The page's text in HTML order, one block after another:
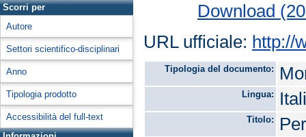
Scorri per
Autore
Settori scientifico-disciplinari
Anno
Tipologia prodotto
Accessibilità del full-text
Download
URL ufficiale: http://
Tipologia del documento:
Lingua:
Titolo: